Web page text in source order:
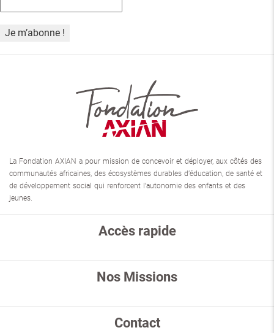
La Fondation AXIAN a pour mission de concevoir et déployer, aux côtés des
communautés africaines, des écosystèmes durables d’éducation, de santé et
de développement social qui renforcent l’autonomie des enfants et des
jeunes.
Accès rapide
Nos Missions
Contact